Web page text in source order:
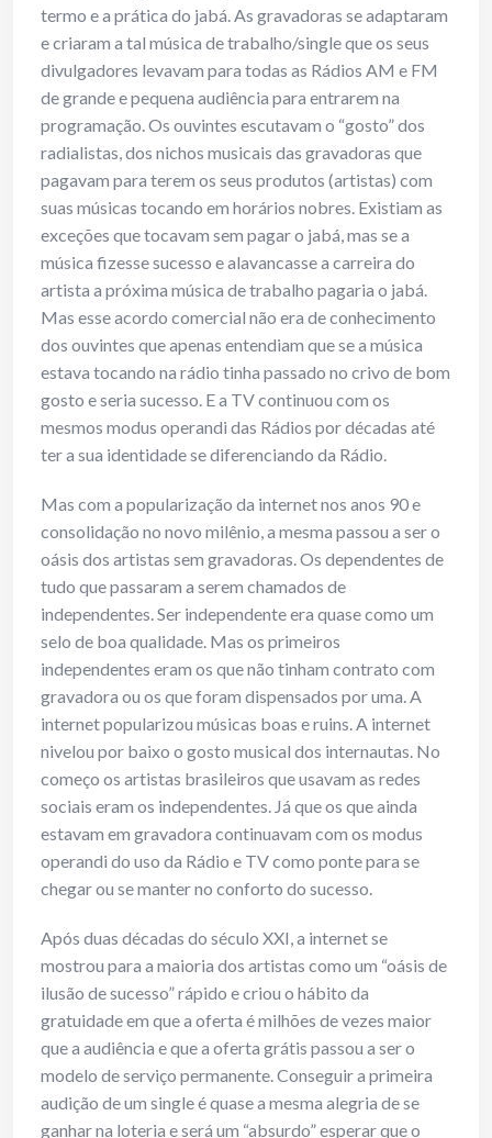
termo e a prática do jabá. As gravadoras se adaptaram
e criaram a tal música de trabalho/single que os seus
divulgadores levavam para todas as Rádios AM e FM
de grande e pequena audiência para entrarem na
programação. Os ouvintes escutavam o “gosto” dos
radialistas, dos nichos musicais das gravadoras que
pagavam para terem os seus produtos (artistas) com
suas músicas tocando em horários nobres. Existiam as
exceções que tocavam sem pagar o jabá, mas se a
música fizesse sucesso e alavancasse a carreira do
artista a próxima música de trabalho pagaria o jabá.
Mas esse acordo comercial não era de conhecimento
dos ouvintes que apenas entendiam que se a música
estava tocando na rádio tinha passado no crivo de bom
gosto e seria sucesso. E a TV continuou com os
mesmos modus operandi das Rádios por décadas até
ter a sua identidade se diferenciando da Rádio.
Mas com a popularização da internet nos anos 90 e
consolidação no novo milênio, a mesma passou a ser o
oásis dos artistas sem gravadoras. Os dependentes de
tudo que passaram a serem chamados de
independentes. Ser independente era quase como um
selo de boa qualidade. Mas os primeiros
independentes eram os que não tinham contrato com
gravadora ou os que foram dispensados por uma. A
internet popularizou músicas boas e ruins. A internet
nivelou por baixo o gosto musical dos internautas. No
começo os artistas brasileiros que usavam as redes
sociais eram os independentes. Já que os que ainda
estavam em gravadora continuavam com os modus
operandi do uso da Rádio e TV como ponte para se
chegar ou se manter no conforto do sucesso.
Após duas décadas do século XXI, a internet se
mostrou para a maioria dos artistas como um “oásis de
ilusão de sucesso” rápido e criou o hábito da
gratuidade em que a oferta é milhões de vezes maior
que a audiência e que a oferta grátis passou a ser o
modelo de serviço permanente. Conseguir a primeira
audição de um single é quase a mesma alegria de se
ganhar na loteria e será um “absurdo” esperar que o